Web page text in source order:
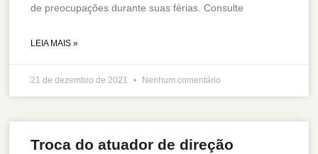
de preocupações durante suas férias. Consulte
LEIA MAIS »
21 de dezembro de 2021 Nenhum comentário
Troca do atuador de direção